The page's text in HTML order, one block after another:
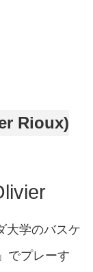
Rioux)
大学のバスケ
でプレーす